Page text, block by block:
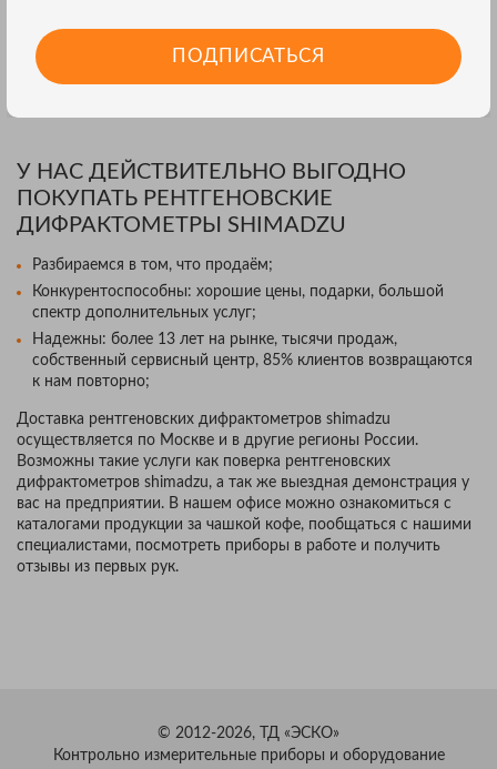
В нашем интернет магазине вы можете купить рентгеновские
дифрактометры shimadzu недорого. Сайт ТД ЭСКО предлагает
У НАС ДЕЙСТВИТЕЛЬНО ВЫГОДНО
ПОКУПАТЬ РЕНТГЕНОВСКИЕ
ДИФРАКТОМЕТРЫ SHIMADZU
Разбираемся в том, что продаём;
Конкурентоспособны: хорошие цены, подарки, большой
спектр дополнительных услуг;
Надежны: более 13 лет на рынке, тысячи продаж,
собственный сервисный центр, 85% клиентов возвращаются
к нам повторно;
Доставка рентгеновских дифрактометров shimadzu
осуществляется по Москве и в другие регионы России.
Возможны такие услуги как поверка рентгеновских
дифрактометров shimadzu, а так же выездная демонстрация у
вас на предприятии. В нашем офисе можно ознакомиться с
каталогами продукции за чашкой кофе, пообщаться с нашими
специалистами, посмотреть приборы в работе и получить
отзывы из первых рук.
© 2012-2026, ТД «ЭСКО»
Контрольно измерительные приборы и оборудование
ПОДПИСАТЬСЯ